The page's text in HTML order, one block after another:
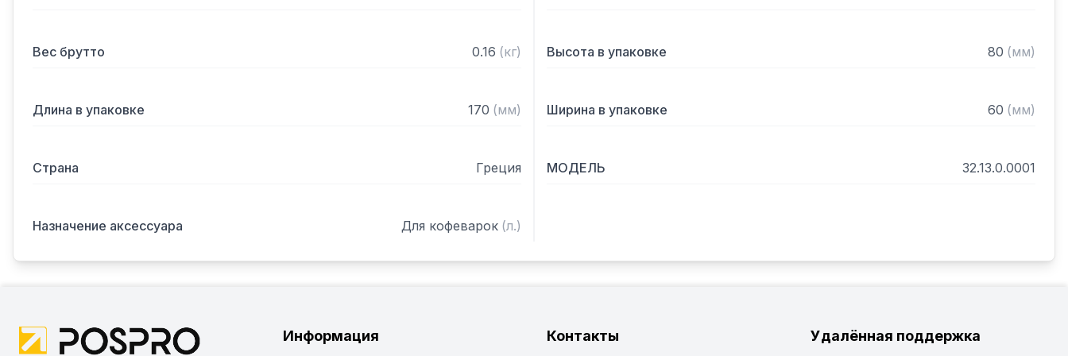
Вес брутто 0.16 (кг) Высота в упаковке 80 (мм)
Длина в упаковке 170 (мм) Ширина в упаковке 60 (мм)
Страна Греция МОДЕЛЬ 32.13.0.0001
Назначение аксессуара Для кофеварок (л.)
Информация Контакты Удалённая поддержка